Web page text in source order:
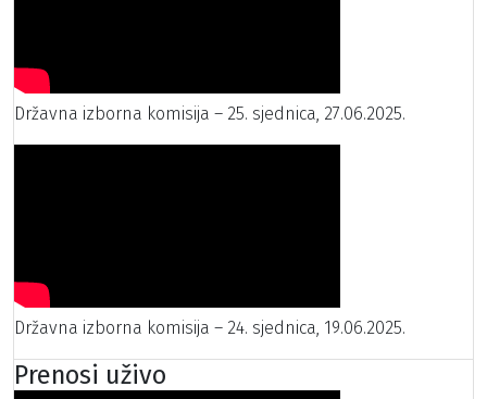
Državna izborna komisija – 25. sjednica, 27.06.2025.
Državna izborna komisija – 24. sjednica, 19.06.2025.
Prenosi uživo